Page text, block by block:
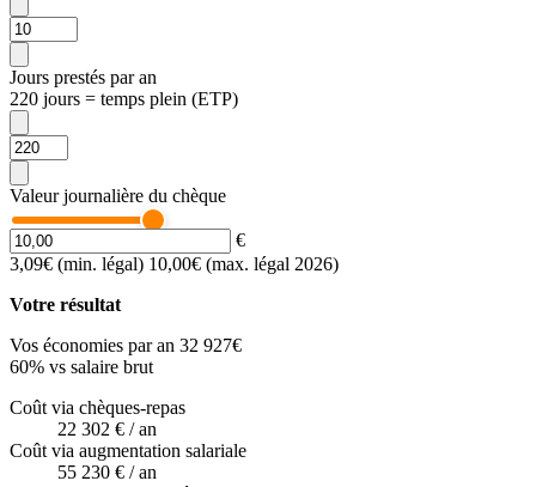
Jours prestés par an
220 jours = temps plein (ETP)
Valeur journalière du chèque
€
3,09€ (min. légal) 10,00€ (max. légal 2026)
Votre résultat
Vos économies par an 32 927€
60% vs salaire brut
Coût via chèques-repas
22 302 € / an
Coût via augmentation salariale
55 230 € / an